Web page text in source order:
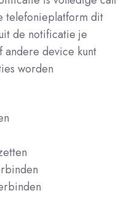
telefonieplatform dit
de notificatie je
andere device kunt
worden